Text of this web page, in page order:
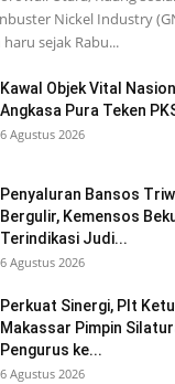
Nickel Industry
sejak Rabu...
Kawal Objek Vital
Angkasa Pura Teken
6 Agustus 2026
Penyaluran Bansos
Bergulir, Kemensos
Terindikasi Judi...
6 Agustus 2026
Perkuat Sinergi, Plt
Makassar Pimpin
Pengurus ke...
6 Agustus 2026